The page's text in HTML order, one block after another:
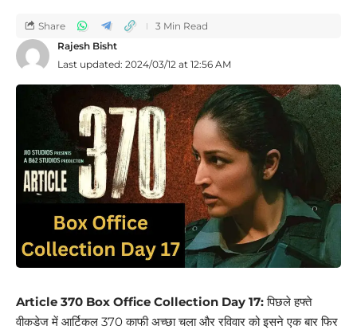
Last updated: 2024/03/12 at 12:56 AM
Rajesh Bisht
Share 3 Min Read
Article 370 Box Office Collection Day 17:पिछले हफ्ते
वीकडेज में आर्टिकल 370 काफी अच्छा चला और रविवार को इसने एक बार फिर